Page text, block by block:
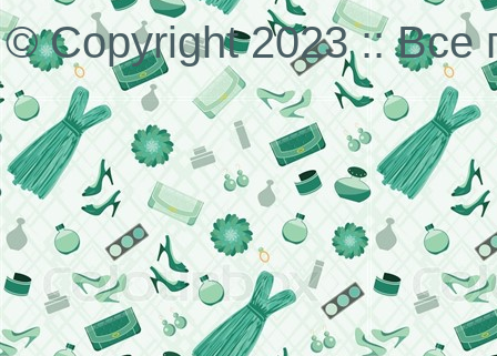
© Copyright 2023 ::